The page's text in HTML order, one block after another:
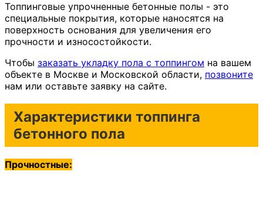
Топпинговые упрочненные бетонные полы - это
специальные покрытия, которые наносятся на
поверхность основания для увеличения его
прочности и износостойкости.
Чтобы заказать укладку пола с топпингом на вашем
объекте в Москве и Московской области, позвоните
нам или оставьте заявку на сайте.
Характеристики топпинга
бетонного пола
Прочностные: